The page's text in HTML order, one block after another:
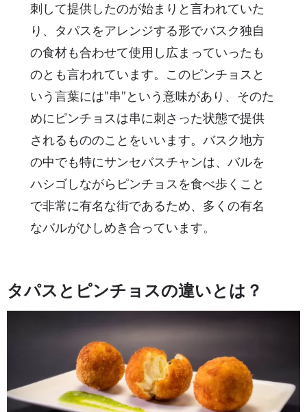
刺して提供したのが始まりと言われていた
り、タパスをアレンジする形でバスク独自
の食材も合わせて使用し広まっていったも
のとも言われています。このピンチョスと
いう言葉には”串”という意味があり、そのた
めにピンチョスは串に刺さった状態で提供
されるもののことをいいます。バスク地方
の中でも特にサンセバスチャンは、バルを
ハシゴしながらピンチョスを食べ歩くこと
で非常に有名な街であるため、多くの有名
なバルがひしめき合っています。
タパスとピンチョスの違いとは？